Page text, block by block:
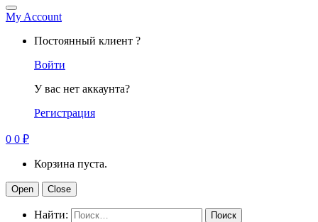
My Account
Постоянный клиент ?
Войти
У вас нет аккаунта?
Регистрация
0 0 ₽
Корзина пуста.
Open Close
Найти: